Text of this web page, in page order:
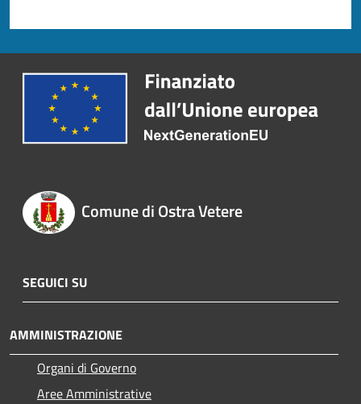
Comune di Ostra Vetere
SEGUICI SU
AMMINISTRAZIONE
Organi di Governo
Aree Amministrative